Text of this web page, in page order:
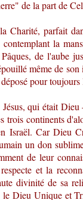
de la part de
Charité, parfait
la
de l'aube
même de
pour
qui était
trois continents
Israël. Car Dieu
un don
de leur
et la
divinité de sa
Dieu Unique et